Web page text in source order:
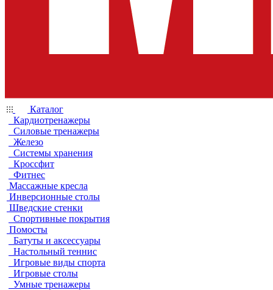
Каталог
Кардиотренажеры
Силовые тренажеры
Железо
Системы хранения
Кроссфит
Фитнес
Массажные кресла
Инверсионные столы
Шведские стенки
Спортивные покрытия
Помосты
Батуты и аксессуары
Настольный теннис
Игровые виды спорта
Игровые столы
Умные тренажеры